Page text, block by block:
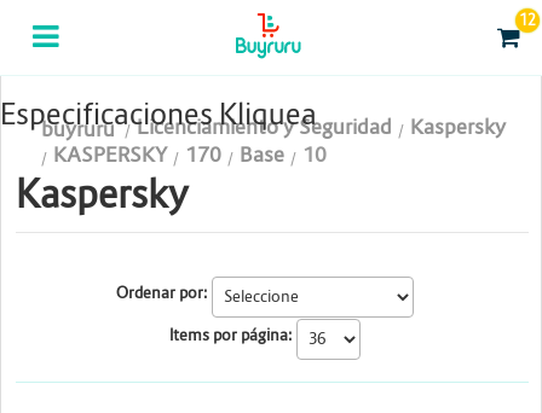
Categorias
12
Computación
Tablas Digitalizadoras
Celulares y Tablets
Especificaciones Kliquea
buyruru Licenciamiento y Seguridad
Kaspersky
KASPERSKY
170 Base 10
Kaspersky
Ordenar por:
Items por página: